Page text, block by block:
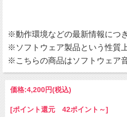
※動作環境などの最新情報につ
※ソフトウェア製品という性質
※こちらの商品はソフトウェア
価格:4,200円(税込)
[ポイント還元 42ポイント～]